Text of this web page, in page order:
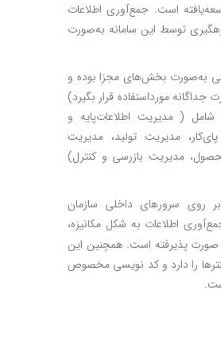
است. جمع‌آوری اطلاعات
رهگیری توسط این سامانه به‌صورت
به‌صورت بخش‌های مجزا بوده و
مورداستفاده قرار بگیرد)
شامل ( مدیریت اطلاعات‌پایه و
مدیریت تولید، مدیریت
مدیریت بازرسی و کنترل)
روی سرورهای داخلی سازمان
اطلاعات به شکل مکانیزه،
صورت پذیرفته است. همچنین این
را دارد و کد نویسی مخصوص